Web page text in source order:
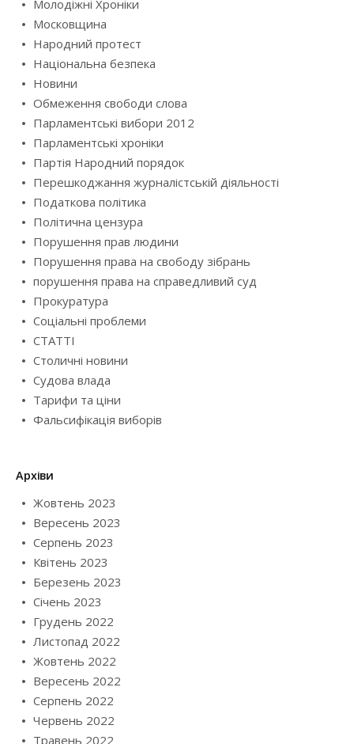
Молодіжні Хроніки
Московщина
Народний протест
Національна безпека
Новини
Обмеження свободи слова
Парламентські вибори 2012
Парламентські хроніки
Партія Народний порядок
Перешкоджання журналістській діяльності
Податкова політика
Політична цензура
Порушення прав людини
Порушення права на свободу зібрань
порушення права на справедливий суд
Прокуратура
Соціальні проблеми
СТАТТІ
Столичні новини
Судова влада
Тарифи та ціни
Фальсифікація виборів
Архіви
Жовтень 2023
Вересень 2023
Серпень 2023
Квітень 2023
Березень 2023
Січень 2023
Грудень 2022
Листопад 2022
Жовтень 2022
Вересень 2022
Серпень 2022
Червень 2022
Травень 2022